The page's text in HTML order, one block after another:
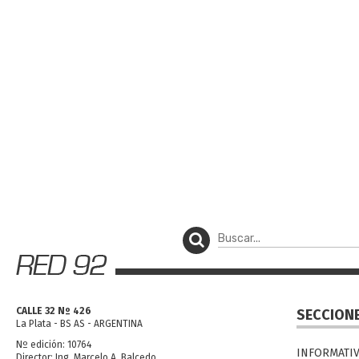
CALLE 32 Nº 426
La Plata - BS AS - ARGENTINA
Nº edición: 10764